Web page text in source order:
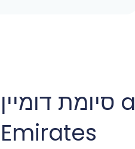
סיומת דומיין ae United Arab
Emirates